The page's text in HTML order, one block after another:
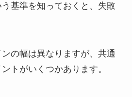
基準を知っておくと、失敗
の幅は異なりますが、共通
トがいくつかあります。